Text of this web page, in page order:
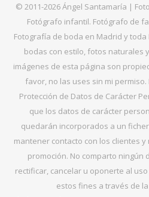
© 2011-2026 Ángel Santamaría |
Fotógrafo infantil. Fotógrafo de
Fotografía de boda en Madrid y
bodas con estilo, fotos naturales
imágenes de esta página son
favor, no las uses sin mi permiso.
Protección de Datos de Carácter
que los datos de carácter
quedarán incorporados a un
mantener contacto con los clientes
promoción. No comparto ningún
rectificar, cancelar u oponerte al
estos fines a través de